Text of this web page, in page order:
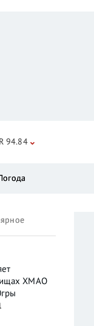
ХМАО
94.84